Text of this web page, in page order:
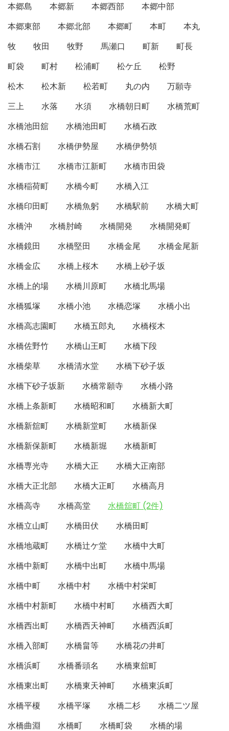
本郷島
本郷新 本郷西部
本郷中部
本郷東部
本郷北部 本郷町 本町
本丸
牧
牧田 牧野 馬瀬口 町新
町長
町袋
町村 松浦町 松ケ丘
松野
松木
松木新 松若町 丸の内
万願寺
三上
水落 水須 水橋朝日町
水橋荒町
水橋池田舘
水橋池田町
水橋石政
水橋石割
水橋伊勢屋
水橋伊勢領
水橋市江
水橋市江新町
水橋市田袋
水橋稲荷町
水橋今町
水橋入江
水橋印田町
水橋魚躬 水橋駅前
水橋大町
水橋沖
水橋肘崎 水橋開発
水橋開発町
水橋鏡田
水橋堅田 水橋金尾
水橋金尾新
水橋金広
水橋上桜木
水橋上砂子坂
水橋上的場
水橋川原町
水橋北馬場
水橋狐塚
水橋小池 水橋恋塚
水橋小出
水橋高志園町
水橋五郎丸
水橋桜木
水橋佐野竹
水橋山王町
水橋下段
水橋柴草
水橋清水堂
水橋下砂子坂
水橋下砂子坂新
水橋常願寺
水橋小路
水橋上条新町
水橋昭和町
水橋新大町
水橋新舘町
水橋新堂町
水橋新保
水橋新保新町
水橋新堀
水橋新町
水橋専光寺
水橋大正
水橋大正南部
水橋大正北部
水橋大正町
水橋高月
水橋高寺
水橋高堂
水橋舘町 (2件)
水橋立山町
水橋田伏
水橋田町
水橋地蔵町
水橋辻ケ堂
水橋中大町
水橋中新町
水橋中出町
水橋中馬場
水橋中町
水橋中村
水橋中村栄町
水橋中村新町
水橋中村町
水橋西大町
水橋西出町
水橋西天神町
水橋西浜町
水橋入部町
水橋畠等
水橋花の井町
水橋浜町
水橋番頭名
水橋東舘町
水橋東出町
水橋東天神町
水橋東浜町
水橋平榎
水橋平塚 水橋二杉
水橋二ツ屋
水橋曲淵
水橋町 水橋町袋 水橋的場